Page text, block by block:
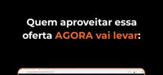
Quem aproveitar essa
oferta AGORA vai levar: